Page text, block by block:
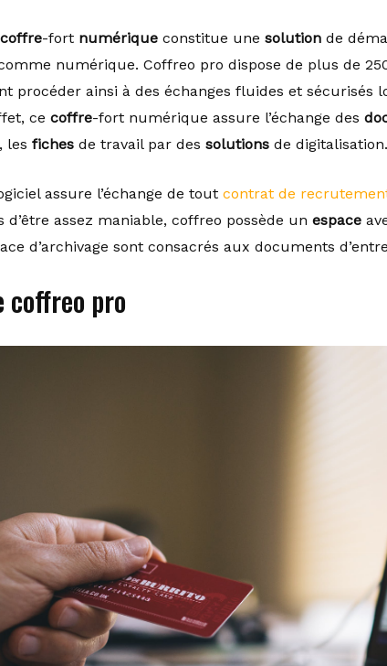
coffre-fort numériqueconstitue une solution de
numérique. Coffreo pro dispose de plus de
procéder ainsi à des échanges fluides et sécurisés
ce coffre-fort numérique assure l’échange des
les fichesde travail par des solutionsde digitalisation.
assure l’échange de tout contrat de
d’être assez maniable, coffreo possède un espace
d’archivage sont consacrés aux documents
coffreo pro